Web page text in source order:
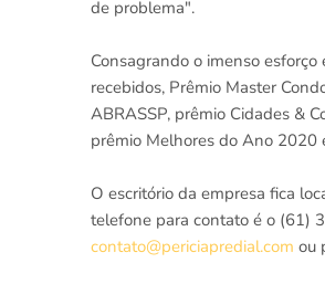
de problema".
Consagrando o imenso
recebidos, Prêmio Master
ABRASSP, prêmio Cidades &
prêmio Melhores do Ano 2020
O escritório da empresa fica
telefone para contato é o (61)
contato@periciapredial.com ou